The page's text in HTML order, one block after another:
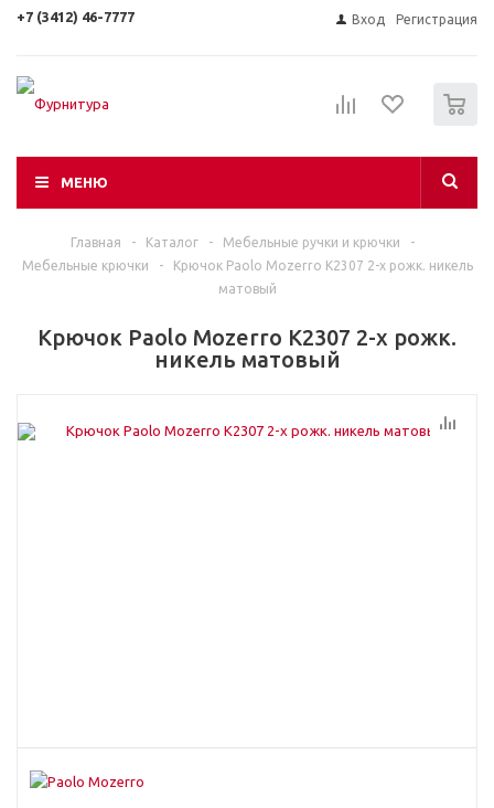
+7 (3412) 46-7777 Вход Регистрация
МЕНЮ
Главная - Каталог - Мебельные ручки и крючки
-
Мебельные крючки
-
Крючок Paolo Mozerro К2307 2-х рожк. никель
матовый
Крючок Paolo Mozerro К2307 2-х рожк.
никель матовый